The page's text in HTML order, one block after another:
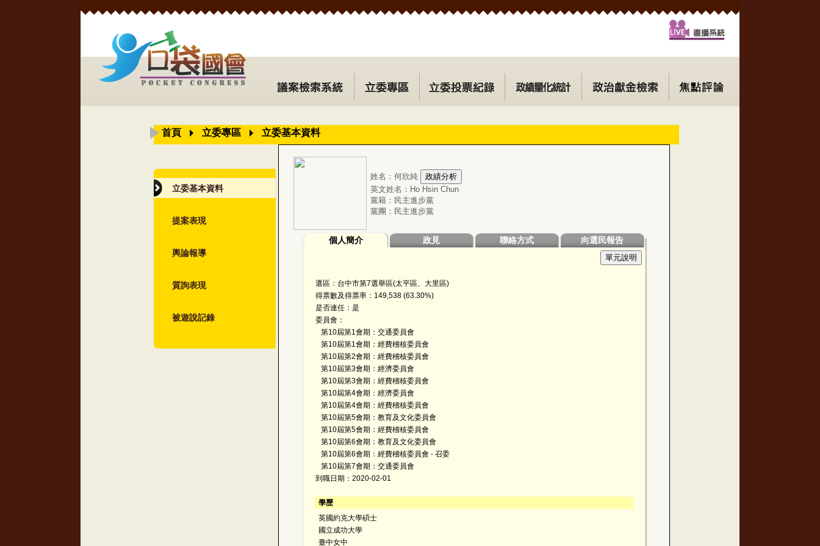
首頁 立委專區 立委基本資料
立委基本資料
提案表現
輿論報導
質詢表現
被遊說記錄
姓名：何欣純
英文姓名：Ho Hsin Chun
黨籍：民主進步黨
黨團：民主進步黨
個人簡介 政見 聯絡方式 向選民報告
選區：台中市第7選舉區(太平區、大里區)
得票數及得票率：149,538 (63.30%)
是否連任：是
委員會：
第10屆第1會期：交通委員會
第10屆第1會期：經費稽核委員會
第10屆第2會期：經費稽核委員會
第10屆第3會期：經濟委員會
第10屆第3會期：經費稽核委員會
第10屆第4會期：經濟委員會
第10屆第4會期：經費稽核委員會
第10屆第5會期：教育及文化委員會
第10屆第5會期：經費稽核委員會
第10屆第6會期：教育及文化委員會
第10屆第6會期：經費稽核委員會 - 召委
第10屆第7會期：交通委員會
到職日期：2020-02-01
學歷
英國約克大學碩士
國立成功大學
臺中女中